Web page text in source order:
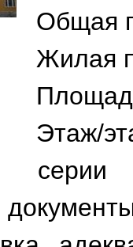
Общая
Жилая
Этаж/